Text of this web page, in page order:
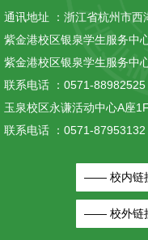
通讯地址 ： 浙江省杭州市西
紫金港校区银泉学生服务中
紫金港校区银泉学生服务中
联系电话 ： 0571-88982525
玉泉校区永谦活动中心A座
联系电话 ： 0571-87953132
—— 校内
—— 校外